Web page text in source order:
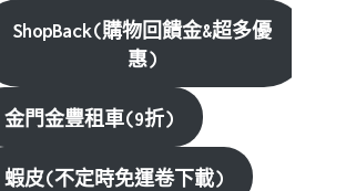
ShopBack(購物回饋金&超多優
惠)
金門金豐租車(9折)
蝦皮(不定時免運卷下載)